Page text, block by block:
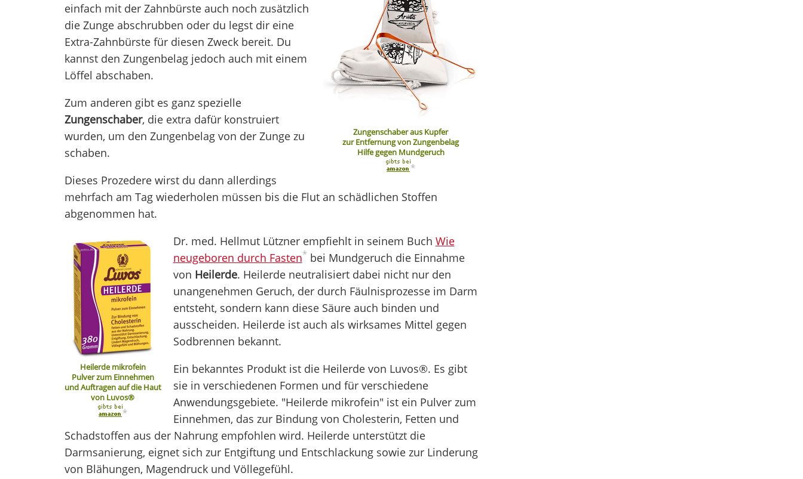
Zungenschaber aus Kupfer
zur Entfernung von Zungenbelag
Hilfe gegen Mundgeruch
*
einfach mit der Zahnbürste auch noch zusätzlich
die Zunge abschrubben oder du legst dir eine
Extra-Zahnbürste für diesen Zweck bereit. Du
kannst den Zungenbelag jedoch auch mit einem
Löffel abschaben.
Zum anderen gibt es ganz spezielle
Zungenschaber, die extra dafür konstruiert
wurden, um den Zungenbelag von der Zunge zu
schaben.
Dieses Prozedere wirst du dann allerdings
mehrfach am Tag wiederholen müssen bis die Flut an schädlichen Stoffen
abgenommen hat.
Heilerde mikrofein
Pulver zum Einnehmen
und Auftragen auf die Haut
von Luvos®
*
Dr. med. Hellmut Lützner empfiehlt in seinem Buch Wie
neugeboren durch Fasten*bei Mundgeruch die Einnahme
von Heilerde. Heilerde neutralisiert dabei nicht nur den
unangenehmen Geruch, der durch Fäulnisprozesse im Darm
entsteht, sondern kann diese Säure auch binden und
ausscheiden. Heilerde ist auch als wirksames Mittel gegen
Sodbrennen bekannt.
Ein bekanntes Produkt ist die Heilerde von Luvos®. Es gibt
sie in verschiedenen Formen und für verschiedene
Anwendungsgebiete. "Heilerde mikrofein" ist ein Pulver zum
Einnehmen, das zur Bindung von Cholesterin, Fetten und
Schadstoffen aus der Nahrung empfohlen wird. Heilerde unterstützt die
Darmsanierung, eignet sich zur Entgiftung und Entschlackung sowie zur Linderung
von Blähungen, Magendruck und Völlegefühl.